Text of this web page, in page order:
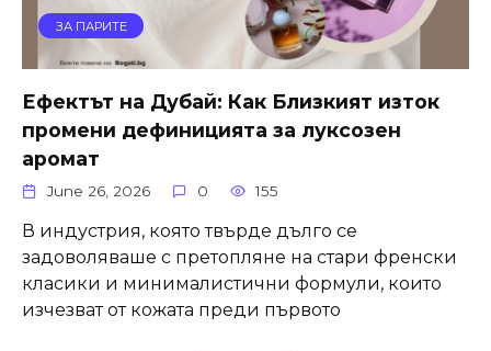
ЗА ПАРИТЕ
Ефектът на Дубай: Как Близкият изток
промени дефиницията за луксозен
аромат
June 26, 2026 0 155
В индустрия, която твърде дълго се
задоволяваше с претопляне на стари френски
класики и минималистични формули, които
изчезват от кожата преди първото